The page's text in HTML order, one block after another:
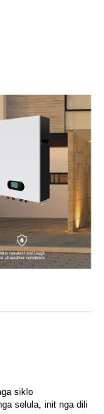
siklo
selula, init nga dili